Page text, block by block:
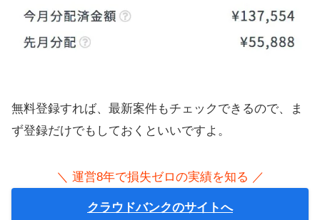
無料登録すれば、最新案件もチェックできるので、ま
ず登録だけでもしておくといいですよ。
＼ 運営8年で損失ゼロの実績を知る ／
クラウドバンクのサイトへ